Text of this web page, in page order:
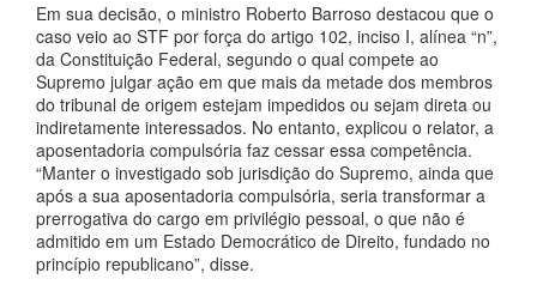
Em sua decisão, o ministro Roberto Barroso destacou que o
caso veio ao STF por força do artigo 102, inciso I, alínea “n”,
da Constituição Federal, segundo o qual compete ao
Supremo julgar ação em que mais da metade dos membros
do tribunal de origem estejam impedidos ou sejam direta ou
indiretamente interessados. No entanto, explicou o relator, a
aposentadoria compulsória faz cessar essa competência.
“Manter o investigado sob jurisdição do Supremo, ainda que
após a sua aposentadoria compulsória, seria transformar a
prerrogativa do cargo em privilégio pessoal, o que não é
admitido em um Estado Democrático de Direito, fundado no
princípio republicano”, disse.